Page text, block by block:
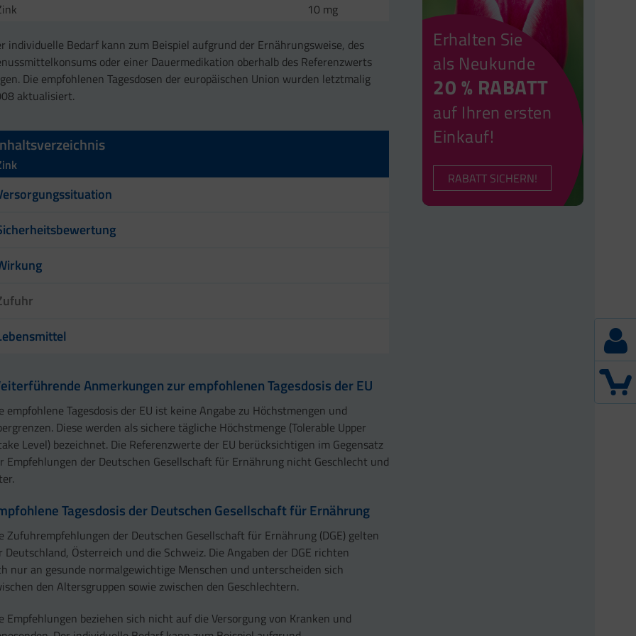
10 mg
individuelle Bedarf kann zum Beispiel aufgrund der Ernährungsweise, des
oder einer Dauermedikation oberhalb des Referenzwerts
Die empfohlenen Tagesdosen der europäischen Union wurden letztmalig
aktualisiert.
Anmerkungen zur empfohlenen Tagesdosis der EU
empfohlene Tagesdosis der EU ist keine Angabe zu Höchstmengen und
Diese werden als sichere tägliche Höchstmenge (Tolerable Upper
Level) bezeichnet. Die Referenzwerte der EU berücksichtigen im Gegensatz
Empfehlungen der Deutschen Gesellschaft für Ernährung nicht Geschlecht und
Tagesdosis der Deutschen Gesellschaft für Ernährung
Zufuhrempfehlungen der Deutschen Gesellschaft für Ernährung (DGE) gelten
Deutschland, Österreich und die Schweiz. Die Angaben der DGE richten
nur an gesunde normalgewichtige Menschen und unterscheiden sich
den Altersgruppen sowie zwischen den Geschlechtern.
Empfehlungen beziehen sich nicht auf die Versorgung von Kranken und
Erhalten Sie
als Neukunde
20 % RABATT
auf Ihren ersten
Einkauf!
RABATT SICHERN!